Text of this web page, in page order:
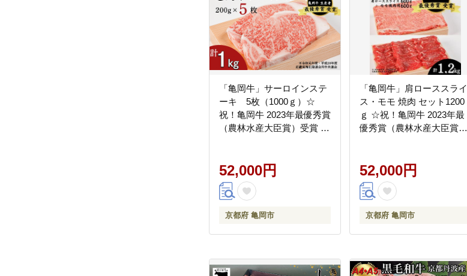
「亀岡牛」サーロインステ
ーキ 5枚（1000ｇ）☆
祝！亀岡牛 2023年最優秀賞
（農林水産大臣賞）受賞 ※
52,000円
京都府 亀岡市
「亀岡牛」肩ローススライ
ス・モモ 焼肉 セット1200
ｇ ☆祝！亀岡牛 2023年最
優秀賞（農林水産大臣賞）
52,000円
京都府 亀岡市